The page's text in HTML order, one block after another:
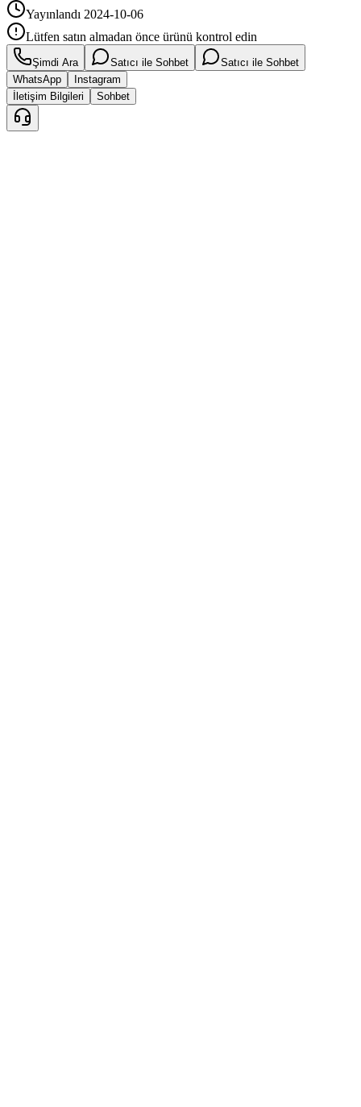
Yayınlandı 2024-10-06
Lütfen satın almadan önce ürünü kontrol edin
Şimdi Ara Satıcı ile Sohbet
Satıcı ile Sohbet
WhatsApp
Instagram
İletişim Bilgileri
Sohbet